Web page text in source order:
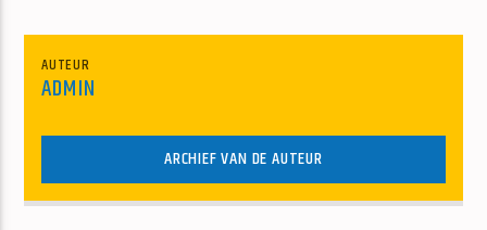
AUTEUR
ADMIN
ARCHIEF VAN DE AUTEUR